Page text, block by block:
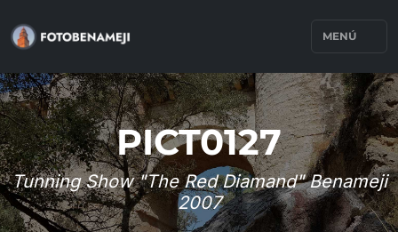
MENÚ
PICT0127
Tunning Show "The Red Diamand" Benameji
2007